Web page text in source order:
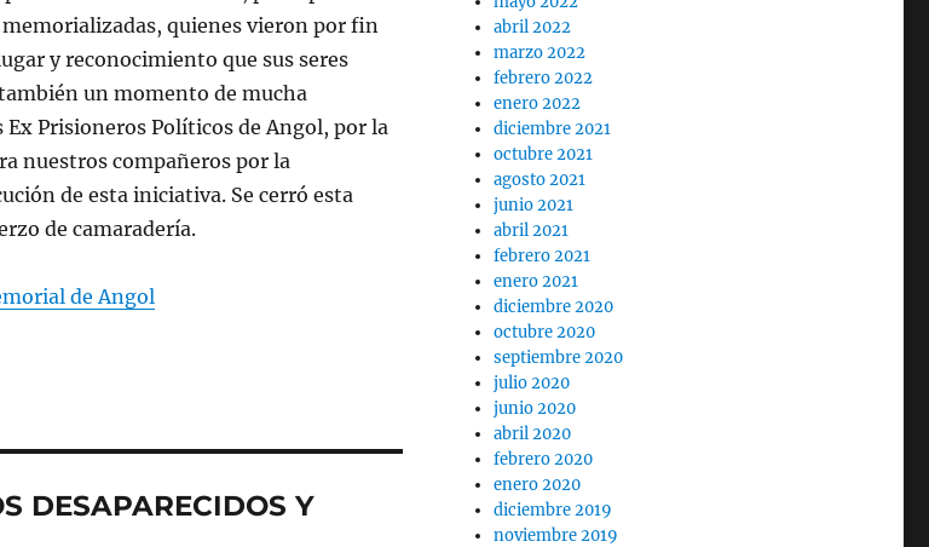
quienes vieron por fin
y reconocimiento que sus seres
un momento de mucha
Prisioneros Políticos de Angol, por la
nuestros compañeros por la
de esta iniciativa. Se cerró esta
de camaradería.
de Angol
DESAPARECIDOS Y
abril 2022
marzo 2022
febrero 2022
enero 2022
diciembre 2021
octubre 2021
agosto 2021
junio 2021
abril 2021
febrero 2021
enero 2021
diciembre 2020
octubre 2020
septiembre 2020
julio 2020
junio 2020
abril 2020
febrero 2020
enero 2020
diciembre 2019
noviembre 2019